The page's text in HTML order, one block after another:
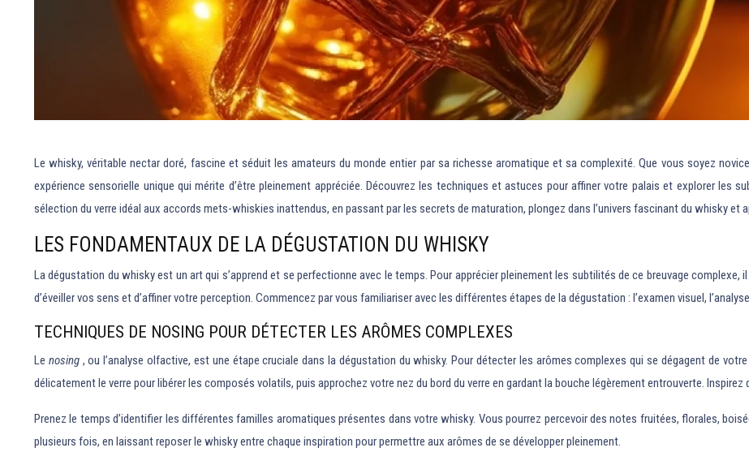
Le whisky, véritable nectar doré, fascine et séduit les amateurs du monde entier par sa richesse aromatique et sa complexité. Que vous soyez
expérience sensorielle unique qui mérite d’être pleinement appréciée. Découvrez les techniques et astuces pour affiner votre palais et explorer les
sélection du verre idéal aux accords mets-whiskies inattendus, en passant par les secrets de maturation, plongez dans l’univers fascinant du whisky et
LES FONDAMENTAUX DE LA DÉGUSTATION DU WHISKY
La dégustation du whisky est un art qui s’apprend et se perfectionne avec le temps. Pour apprécier pleinement les subtilités de ce breuvage
d’éveiller vos sens et d’affiner votre perception. Commencez par vous familiariser avec les différentes étapes de la dégustation : l’examen visuel,
TECHNIQUES DE NOSING POUR DÉTECTER LES ARÔMES COMPLEXES
Le nosing , ou l’analyse olfactive, est une étape cruciale dans la dégustation du whisky. Pour détecter les arômes complexes qui se dégagent de
délicatement le verre pour libérer les composés volatils, puis approchez votre nez du bord du verre en gardant la bouche légèrement entrouverte.
Prenez le temps d’identifier les différentes familles aromatiques présentes dans votre whisky. Vous pourrez percevoir des notes fruitées, florales,
plusieurs fois, en laissant reposer le whisky entre chaque inspiration pour permettre aux arômes de se développer pleinement.